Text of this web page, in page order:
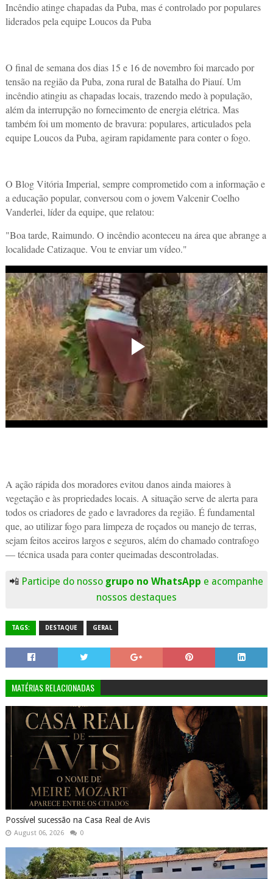
Incêndio atinge chapadas da Puba, mas é controlado por populares
liderados pela equipe Loucos da Puba
O final de semana dos dias 15 e 16 de novembro foi marcado por
tensão na região da Puba, zona rural de Batalha do Piauí. Um
incêndio atingiu as chapadas locais, trazendo medo à população,
além da interrupção no fornecimento de energia elétrica. Mas
também foi um momento de bravura: populares, articulados pela
equipe Loucos da Puba, agiram rapidamente para conter o fogo.
O Blog Vitória Imperial, sempre comprometido com a informação e
a educação popular, conversou com o jovem Valcenir Coelho
Vanderlei, líder da equipe, que relatou:
"Boa tarde, Raimundo. O incêndio aconteceu na área que abrange a
localidade Catizaque. Vou te enviar um vídeo."
A ação rápida dos moradores evitou danos ainda maiores à
vegetação e às propriedades locais. A situação serve de alerta para
todos os criadores de gado e lavradores da região. É fundamental
que, ao utilizar fogo para limpeza de roçados ou manejo de terras,
sejam feitos aceiros largos e seguros, além do chamado contrafogo
— técnica usada para conter queimadas descontroladas.
📲 Participe do nosso grupo no WhatsApp e acompanhe
nossos destaques
TAGS: DESTAQUE GERAL
MATÉRIAS RELACIONADAS
Possível sucessão na Casa Real de Avis
August 06, 2026 0